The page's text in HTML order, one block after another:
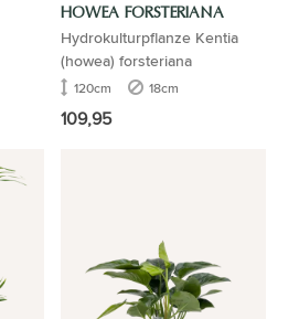
HOWEA FORSTERIANA
Hydrokulturpflanze Kentia
(howea) forsteriana
120cm 18cm
109,95